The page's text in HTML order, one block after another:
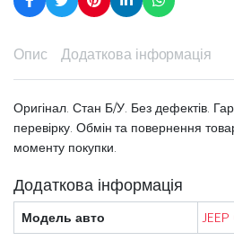
Опис Додаткова інформація
Оригінал. Стан Б/У. Без дефектів.
перевірку. Обмін та повернення
моменту покупки.
Додаткова інформація
Модель авто JEEP